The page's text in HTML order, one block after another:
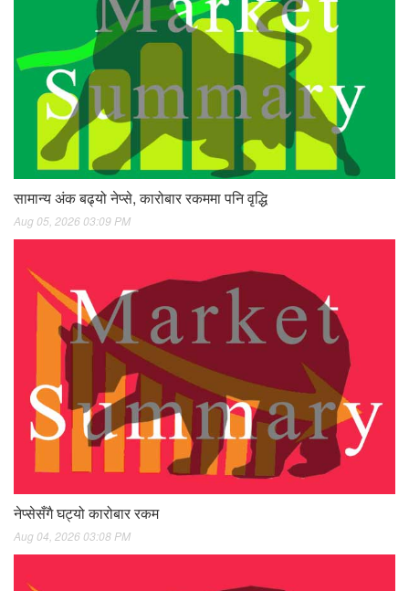
सामान्य अंक बढ्यो नेप्से, कारोबार रकममा पनि वृद्धि
Aug 05, 2026 03:09 PM
नेप्सेसँगै घट्यो कारोबार रकम
Aug 04, 2026 03:08 PM